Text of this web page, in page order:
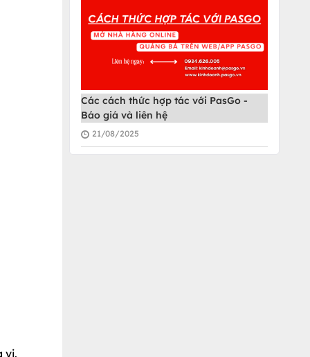
vị.
Các cách thức hợp tác với PasGo -
Báo giá và liên hệ
21/08/2025